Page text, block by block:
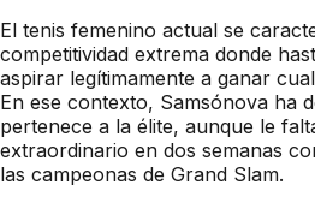
El tenis femenino actual se
competitividad extrema donde
aspirar legítimamente a ganar
En ese contexto, Samsónova ha
pertenece a la élite, aunque le
extraordinario en dos semanas
las campeonas de Grand Slam.